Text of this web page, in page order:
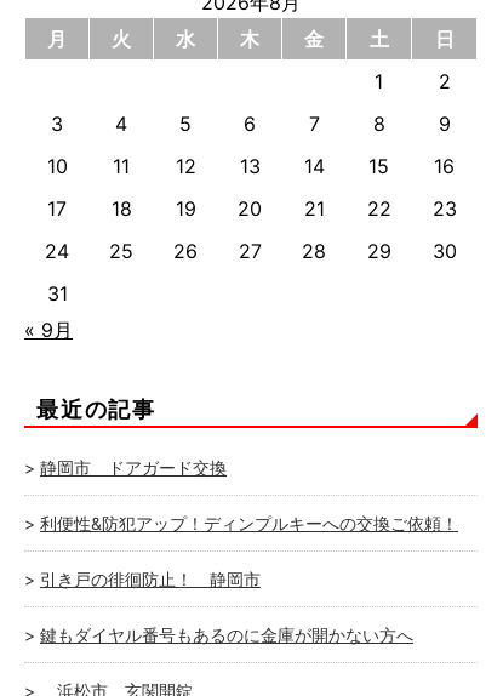
月
火 水 木 金 土
日
1
2
3
4 5 6 7 8
9
10
11 12 13 14 15
16
17
18 19 20 21 22
23
24
25 26 27 28 29
30
31
« 9月
最近の記事
静岡市 ドアガード交換
利便性&防犯アップ！ディンプルキーへの交換ご依頼！
引き戸の徘徊防止！ 静岡市
鍵もダイヤル番号もあるのに金庫が開かない方へ
浜松市 玄関開錠